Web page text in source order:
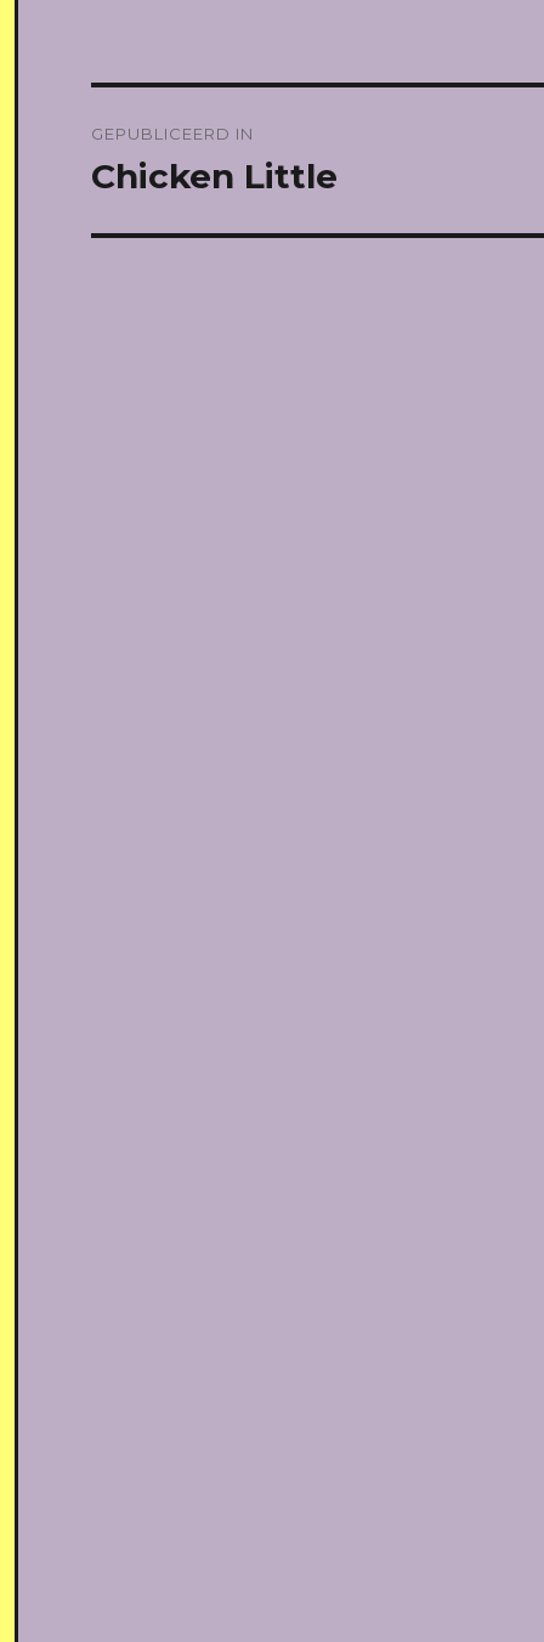
navigatie
GEPUBLICEERD IN
Chicken Little